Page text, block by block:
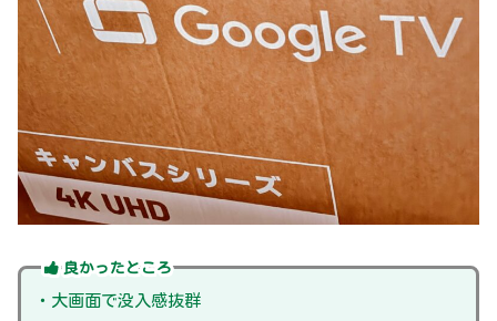
良かったところ
・大画面で没入感抜群